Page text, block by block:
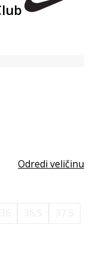
Odredi veličinu